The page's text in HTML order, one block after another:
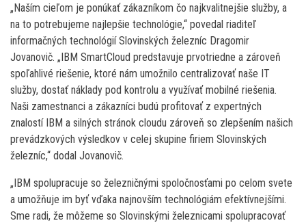
„Naším cieľom je ponúkať zákazníkom čo najkvalitnejšie služby, a
na to potrebujeme najlepšie technológie,“ povedal riaditeľ
informačných technológií Slovinských železníc Dragomir
Jovanovič. „IBM SmartCloud predstavuje prvotriedne a zároveň
spoľahlivé riešenie, ktoré nám umožnilo centralizovať naše IT
služby, dostať náklady pod kontrolu a využívať mobilné riešenia.
Naši zamestnanci a zákazníci budú profitovať z expertných
znalostí IBM a silných stránok cloudu zároveň so zlepšením našich
prevádzkových výsledkov v celej skupine firiem Slovinských
železníc,“ dodal Jovanovič.
„IBM spolupracuje so železničnými spoločnosťami po celom svete
a umožňuje im byť vďaka najnovším technológiám efektívnejšími.
Sme radi, že môžeme so Slovinskými železnicami spolupracovať